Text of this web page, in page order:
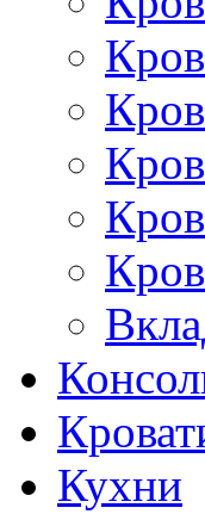
Кухни